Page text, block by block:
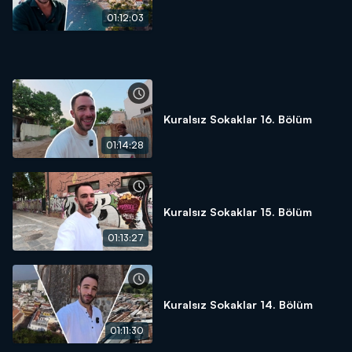
"Kuralsız Sokaklar" gezgin Mert Öztürk'ün sunumu ile pazar
01:12:03
01:14:28
Kuralsız Sokaklar 16. Bölüm
01:13:27
Kuralsız Sokaklar 15. Bölüm
01:11:30
Kuralsız Sokaklar 14. Bölüm